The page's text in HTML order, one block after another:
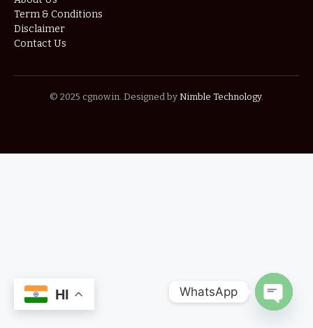
Term & Conditions
Disclaimer
Contact Us
© 2025 cgnow.in. Designed by Nimble Technology.
HI WhatsApp